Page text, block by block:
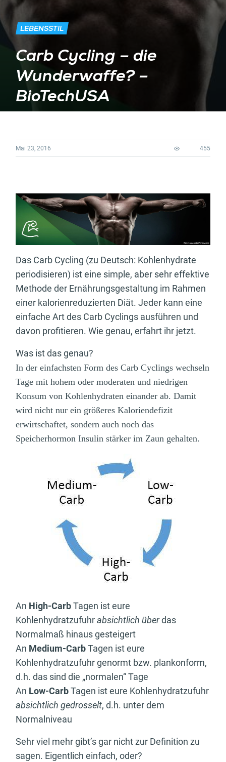
LEBENSSTIL
Carb Cycling – die
Wunderwaffe? –
BioTechUSA
Mai 23, 2016 455
Das Carb Cycling (zu Deutsch: Kohlenhydrate
periodisieren) ist eine simple, aber sehr effektive
Methode der Ernährungsgestaltung im Rahmen
einer kalorienreduzierten Diät. Jeder kann eine
einfache Art des Carb Cyclings ausführen und
davon profitieren. Wie genau, erfahrt ihr jetzt.
Was ist das genau?
In der einfachsten Form des Carb Cyclings wechseln
Tage mit hohem oder moderaten und niedrigen
Konsum von Kohlenhydraten einander ab. Damit
wird nicht nur ein größeres Kaloriendefizit
erwirtschaftet, sondern auch noch das
Speicherhormon Insulin stärker im Zaun gehalten.
An High-CarbTagen ist eure
Kohlenhydratzufuhrabsichtlich überdas
Normalmaß hinaus gesteigert
An Medium-CarbTagen ist eure
Kohlenhydratzufuhr genormt bzw. plankonform,
d.h. das sind die „normalen“ Tage
An Low-CarbTagen ist eure Kohlenhydratzufuhr
absichtlich gedrosselt, d.h. unter dem
Normalniveau
Sehr viel mehr gibt’s gar nicht zur Definition zu
sagen. Eigentlich einfach, oder?